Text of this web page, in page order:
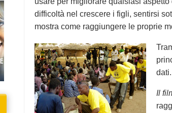
difficoltà nel crescere i figli, sentirsi
mostra come raggiungere le proprie
dati.
Il